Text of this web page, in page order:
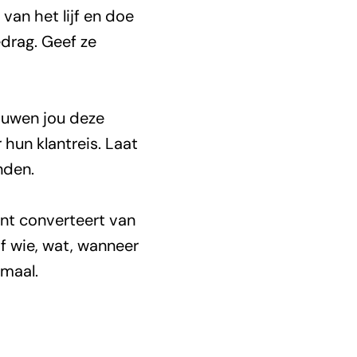
het lijf en doe
Geef ze
jou deze
klantreis. Laat
converteert van
wie, wat, wanneer